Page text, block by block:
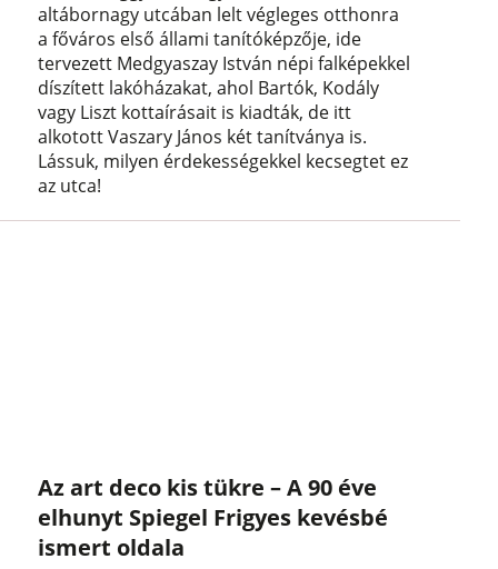
altábornagy utcában lelt végleges otthonra
a főváros első állami tanítóképzője, ide
tervezett Medgyaszay István népi falképekkel
díszített lakóházakat, ahol Bartók, Kodály
vagy Liszt kottaírásait is kiadták, de itt
alkotott Vaszary János két tanítványa is.
Lássuk, milyen érdekességekkel kecsegtet ez
az utca!
Az art deco kis tükre – A 90 éve
elhunyt Spiegel Frigyes kevésbé
ismert oldala